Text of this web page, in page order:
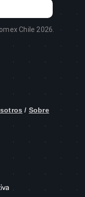
Chile 2026.
/ Sobre